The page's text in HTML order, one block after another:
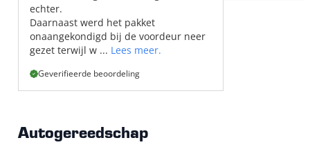
echter.
Daarnaast werd het pakket
onaangekondigd bij de voordeur neer
gezet terwijl w ... Lees meer.
Geverifieerde beoordeling
Autogereedschap